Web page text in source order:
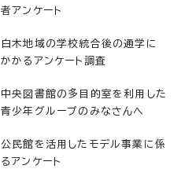
者アンケート
白木地域の学校統合後の通学に
かかるアンケート調査
中央図書館の多目的室を利用した
青少年グループのみなさんへ
公民館を活用したモデル事業に係
るアンケート